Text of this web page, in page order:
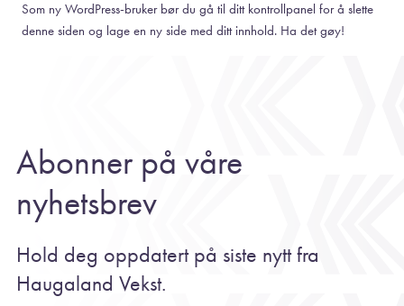
Som ny WordPress-bruker bør du gå til ditt kontrollpanel for å slette
denne siden og lage en ny side med ditt innhold. Ha det gøy!
Abonner på våre
nyhetsbrev
Hold deg oppdatert på siste nytt fra
Haugaland Vekst.